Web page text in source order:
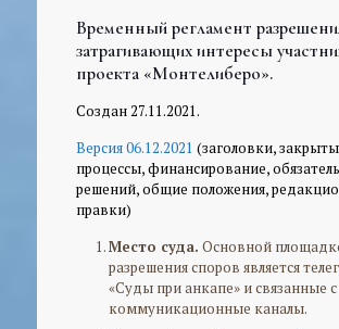
Временный регламент
затрагивающих интересы
проекта «Монтелиберо».
Создан 27.11.2021.
Версия 06.12.2021 (заголовки,
процессы, финансирование,
решений, общие положения,
правки)
Место суда. Основной
разрешения споров является
«Суды при анкапе» и связанные
коммуникационные каналы.